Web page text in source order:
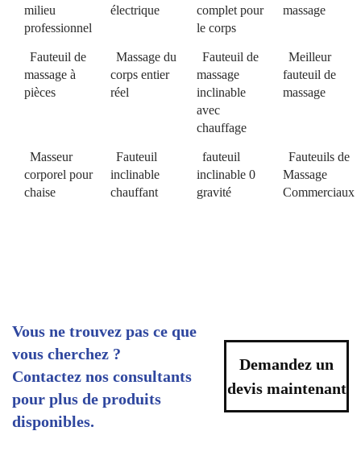
milieu
professionnel
électrique
complet pour
le corps
massage
Fauteuil de
massage à
pièces
Massage du
corps entier
réel
Fauteuil de
massage
inclinable
avec
chauffage
Meilleur
fauteuil de
massage
Masseur
corporel pour
chaise
Fauteuil
inclinable
chauffant
fauteuil
inclinable 0
gravité
Fauteuils de
Massage
Commerciaux
Vous ne trouvez pas ce que
vous cherchez ?
Contactez nos consultants
pour plus de produits
disponibles.
Demandez un
devis maintenant